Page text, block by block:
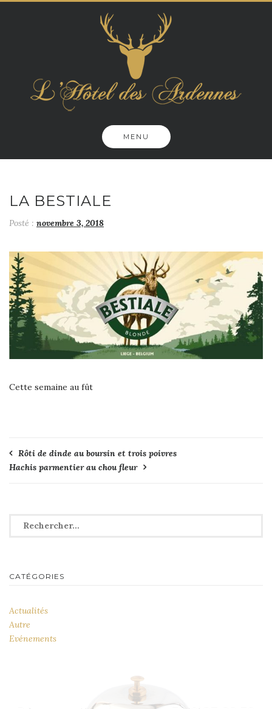
MENU
LA BESTIALE
Posté : novembre 3, 2018
Cette semaine au fût
Navigation
de
Rôti de dinde au boursin et trois poivres
Hachis parmentier au chou fleur
Rechercher :
CATÉGORIES
Actualités
Autre
Evénements